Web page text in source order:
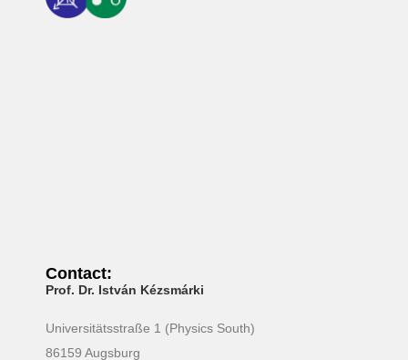
Contact:
Prof. Dr. István Kézsmárki
Universitätsstraße 1 (Physics South)
86159 Augsburg